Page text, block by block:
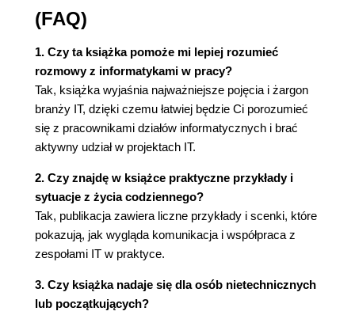
(FAQ)
1. Czy ta książka pomoże mi lepiej rozumieć
rozmowy z informatykami w pracy?
Tak, książka wyjaśnia najważniejsze pojęcia i żargon
branży IT, dzięki czemu łatwiej będzie Ci porozumieć
się z pracownikami działów informatycznych i brać
aktywny udział w projektach IT.
2. Czy znajdę w książce praktyczne przykłady i
sytuacje z życia codziennego?
Tak, publikacja zawiera liczne przykłady i scenki, które
pokazują, jak wygląda komunikacja i współpraca z
zespołami IT w praktyce.
3. Czy książka nadaje się dla osób nietechnicznych
lub początkujących?